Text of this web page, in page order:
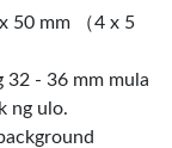
50 mm （4 x 5
32 - 36 mm mula
ng ulo.